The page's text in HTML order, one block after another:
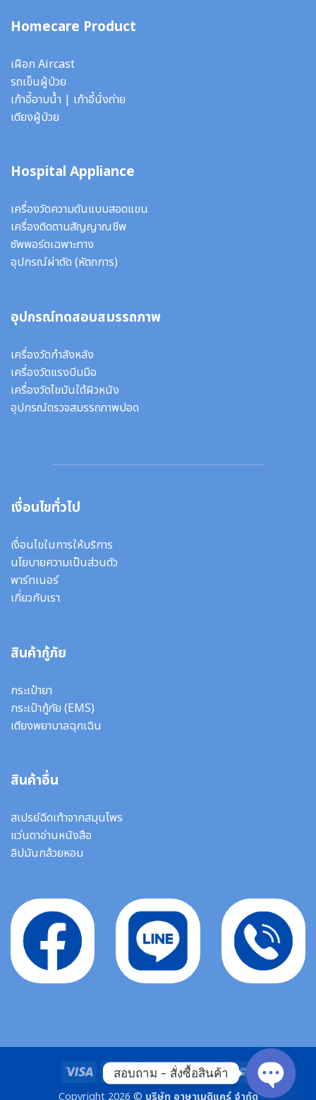
Homecare Product
เฝือก Aircast
รถเข็นผู้ป่วย
เก้าอี้อาบน้ำ | เก้าอี้นั่งถ่าย
เตียงผู้ป่วย
Hospital Appliance
เครื่องวัดความดันแบบสอดแขน
เครื่องติดตามสัญญาณชีพ
ซัพพอร์ตเฉพาะทาง
อุปกรณ์ผ่าตัด (หัตถการ)
อุปกรณ์ทดสอบสมรรถภาพ
เครื่องวัดกำลังหลัง
เครื่องวัดแรงบีบมือ
เครื่องวัดไขมันใต้ผิวหนัง
อุปกรณ์ตรวจสมรรถภาพปอด
เงื่อนไขทั่วไป
เงื่อนไขในการให้บริการ
นโยบายความเป็นส่วนตัว
พาร์ทเนอร์
เกี่ยวกับเรา
สินค้ากู้ภัย
กระเป๋ายา
กระเป๋ากู้ภัย (EMS)
เตียงพยาบาลฉุกเฉิน
สินค้าอื่น
สเปรย์ฉีดเท้าจากสมุนไพร
แว่นตาอ่านหนังสือ
ลิปมันกล้วยหอม
Visa MasterCard
Stripe
Bank
Transfer
Cash
On
Copyright 2026 © บริษัท อาษาเมดิแคร์ จำกัด
สอบถาม - สั่งซื้อสินค้า